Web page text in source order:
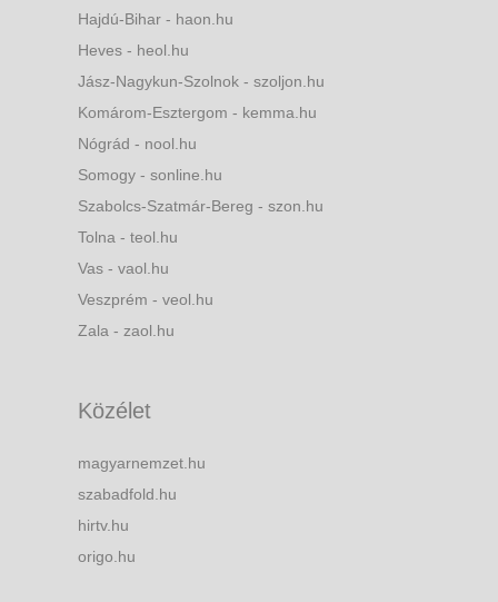
Hajdú-Bihar - haon.hu
Heves - heol.hu
Jász-Nagykun-Szolnok - szoljon.hu
Komárom-Esztergom - kemma.hu
Nógrád - nool.hu
Somogy - sonline.hu
Szabolcs-Szatmár-Bereg - szon.hu
Tolna - teol.hu
Vas - vaol.hu
Veszprém - veol.hu
Zala - zaol.hu
Közélet
magyarnemzet.hu
szabadfold.hu
hirtv.hu
origo.hu